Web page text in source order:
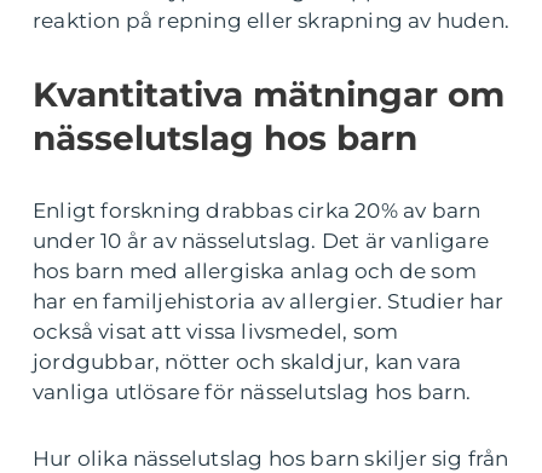
reaktion på repning eller skrapning av huden.
Kvantitativa mätningar om
nässelutslag hos barn
Enligt forskning drabbas cirka 20% av barn
under 10 år av nässelutslag. Det är vanligare
hos barn med allergiska anlag och de som
har en familjehistoria av allergier. Studier har
också visat att vissa livsmedel, som
jordgubbar, nötter och skaldjur, kan vara
vanliga utlösare för nässelutslag hos barn.
Hur olika nässelutslag hos barn skiljer sig från